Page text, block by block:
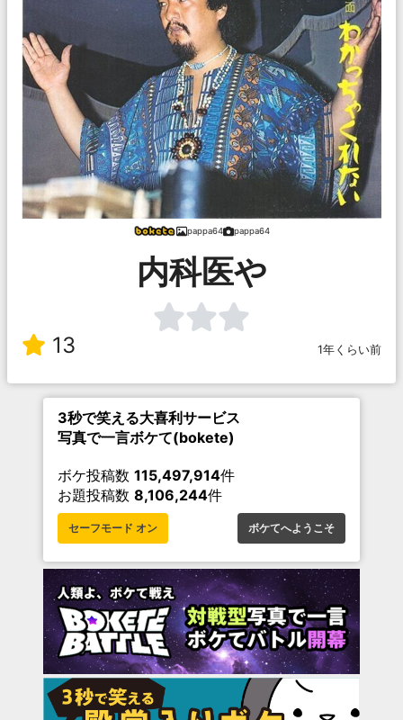
pappa64 pappa64
内科医や
13 1年くらい前
3秒で笑える大喜利サービス
写真で一言ボケて(bokete)
ボケ投稿数 115,497,914件
お題投稿数 8,106,244件
セーフモード オン ボケてへようこそ